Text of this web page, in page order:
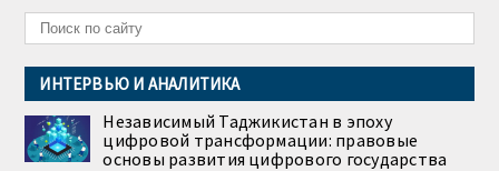
ИНТЕРВЬЮ И АНАЛИТИКА
Независимый Таджикистан в эпоху
цифровой трансформации: правовые
основы развития цифрового государства